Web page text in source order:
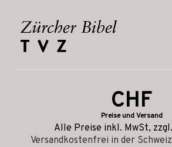
CHF
Preise und Versand
Alle Preise inkl. MwSt, zzgl.
Versandkostenfrei in der